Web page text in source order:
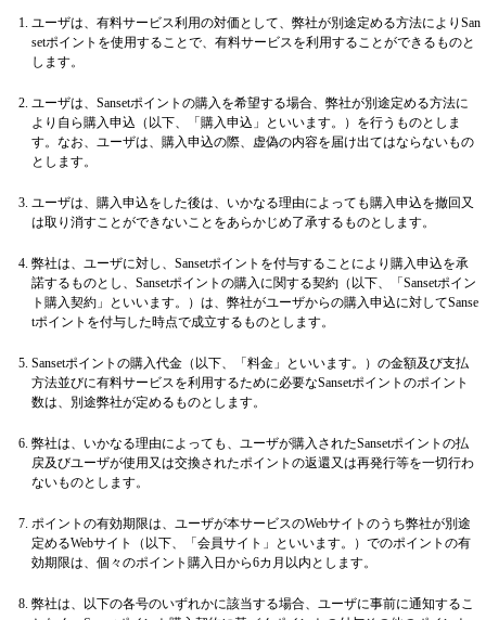
ユーザは、有料サービス利用の対価として、弊社が別途定める方法によりSan
setポイントを使用することで、有料サービスを利用することができるものと
します。
ユーザは、Sansetポイントの購入を希望する場合、弊社が別途定める方法に
より自ら購入申込（以下、「購入申込」といいます。）を行うものとしま
す。なお、ユーザは、購入申込の際、虚偽の内容を届け出てはならないもの
とします。
ユーザは、購入申込をした後は、いかなる理由によっても購入申込を撤回又
は取り消すことができないことをあらかじめ了承するものとします。
弊社は、ユーザに対し、Sansetポイントを付与することにより購入申込を承
諾するものとし、Sansetポイントの購入に関する契約（以下、「Sansetポイン
ト購入契約」といいます。）は、弊社がユーザからの購入申込に対してSanse
tポイントを付与した時点で成立するものとします。
Sansetポイントの購入代金（以下、「料金」といいます。）の金額及び支払
方法並びに有料サービスを利用するために必要なSansetポイントのポイント
数は、別途弊社が定めるものとします。
弊社は、いかなる理由によっても、ユーザが購入されたSansetポイントの払
戻及びユーザが使用又は交換されたポイントの返還又は再発行等を一切行わ
ないものとします。
ポイントの有効期限は、ユーザが本サービスのWebサイトのうち弊社が別途
定めるWebサイト（以下、「会員サイト」といいます。）でのポイントの有
効期限は、個々のポイント購入日から6カ月以内とします。
弊社は、以下の各号のいずれかに該当する場合、ユーザに事前に通知するこ